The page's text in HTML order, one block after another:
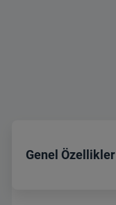
Genel Özellikler